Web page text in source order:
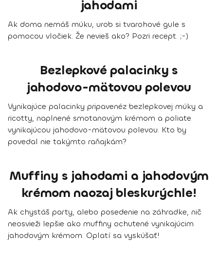
jahodami
Ak doma nemáš múku, urob si tvarohové gule s
pomocou vločiek. Že nevieš ako? Pozri recept. ;-)
Bezlepkové palacinky s
jahodovo-mätovou polevou
Vynikajúce palacinky pripavenéz bezlepkovej múky a
ricotty, naplnené smotanovým krémom a poliate
vynikajúcou jahodovo-mätovou polevou. Kto by
povedal nie takýmto raňajkám?
Muffiny s jahodami a jahodovým
krémom naozaj bleskurýchle!
Ak chystáš party, alebo posedenie na záhradke, nič
neosvieži lepšie ako muffiny ochutené vynikajúcim
jahodovým krémom. Oplatí sa vyskúšať!